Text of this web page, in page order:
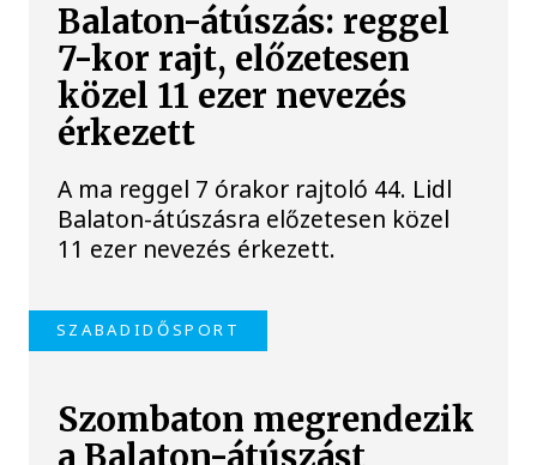
Balaton-átúszás: reggel
7-kor rajt, előzetesen
közel 11 ezer nevezés
érkezett
A ma reggel 7 órakor rajtoló 44. Lidl
Balaton-átúszásra előzetesen közel
11 ezer nevezés érkezett.
SZABADIDŐSPORT
Szombaton megrendezik